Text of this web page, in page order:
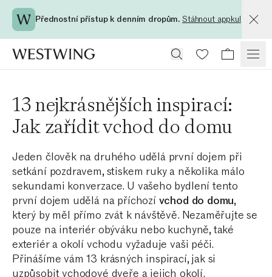
Přednostní přístup k denním dropům. Stáhnout appku!
13 nejkrásnějších inspirací:
Jak zařídit vchod do domu
Jeden člověk na druhého udělá první dojem při
setkání pozdravem, stiskem ruky a několika málo
sekundami konverzace. U vašeho bydlení tento
první dojem udělá na příchozí vchod do domu,
který by měl přímo zvát k návštěvě. Nezaměřujte se
pouze na interiér obýváku nebo kuchyně, také
exteriér a okolí vchodu vyžaduje vaši péči.
Přinášíme vám 13 krásných inspirací, jak si
uzpůsobit vchodové dveře a jejich okolí.